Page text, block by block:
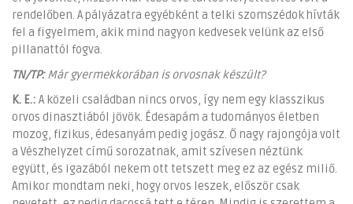
rendelőben. A pályázatra egyébként a telki szomszédok hívták
fel a figyelmem, akik mind nagyon kedvesek velünk az első
pillanattól fogva.
TN/TP:Már gyermekkorában is orvosnak készült?
K. E.: A közeli családban nincs orvos, így nem egy klasszikus
orvos dinasztiából jövök. Édesapám a tudományos életben
mozog, fizikus, édesanyám pedig jogász. Ő nagy rajongója volt
a Vészhelyzet című sorozatnak, amit szívesen néztünk
együtt, és igazából nekem ott tetszett meg ez az egész miliő.
Amikor mondtam neki, hogy orvos leszek, először csak